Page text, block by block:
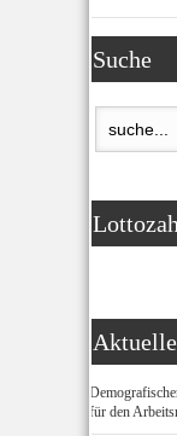
Suche
für den